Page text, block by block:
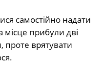
самостійно надати
місце прибули дві
проте врятувати